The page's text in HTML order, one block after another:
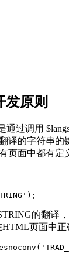
发原则
通过调用
译的字符串的
页面中都有定
的翻译
页面中正